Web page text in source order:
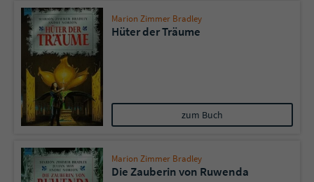
Marion Zimmer Bradley
Hüter der Träume
zum Buch
Marion Zimmer Bradley
Die Zauberin von Ruwenda